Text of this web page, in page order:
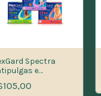
Spectra
e
Cães